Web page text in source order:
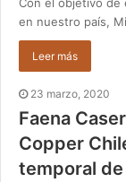
en nuestro país,
Leer más
23 marzo, 2020
Faena
Copper
temporal